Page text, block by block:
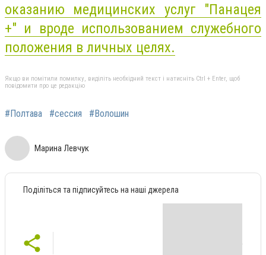
оказанию медицинских услуг "Панацея
+" и вроде использованием служебного
положения в личных целях.
Якщо ви помітили помилку, виділіть необхідний текст і натисніть Ctrl + Enter, щоб
повідомити про це редакцію
#Полтава #сессия #Волошин
Марина Левчук
Поділіться та підписуйтесь на наші джерела